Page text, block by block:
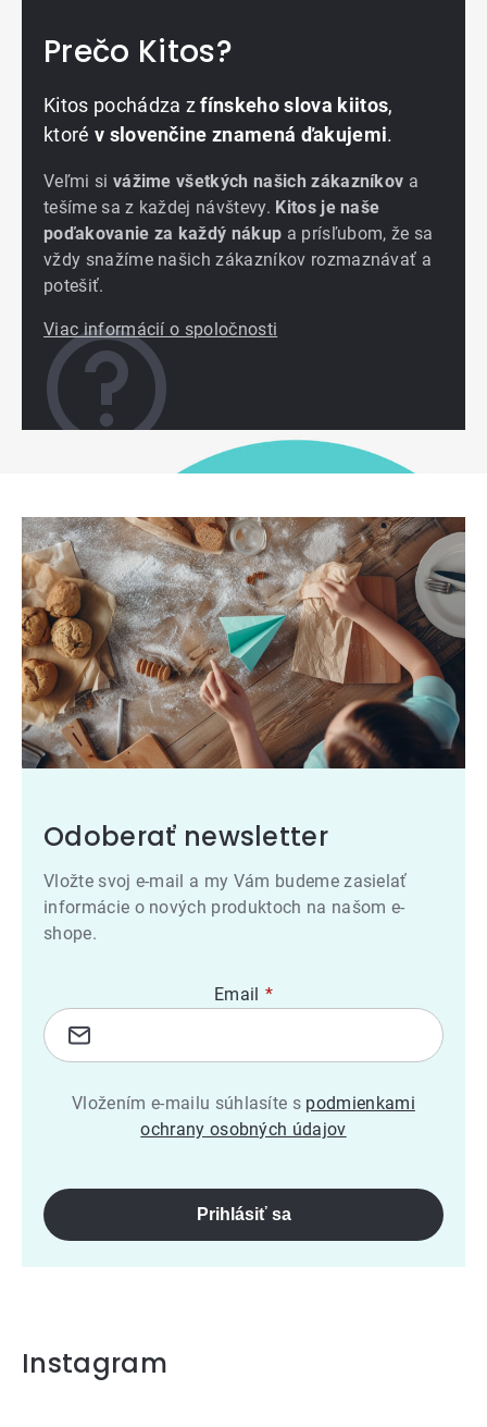
Prečo Kitos?
Kitos pochádza zfínskeho slova kiitos,
ktoré v slovenčine znamená ďakujemi.
Veľmi si vážime všetkých našich zákazníkov a
tešíme sa z každej návštevy. Kitos je naše
poďakovanie za každý nákup a prísľubom, že sa
vždy snažíme našich zákazníkov rozmaznávať a
potešiť.
Viac informácií o spoločnosti
Odoberať newsletter
Vložte svoj e-mail a my Vám budeme zasielať
informácie o nových produktoch na našom e-
shope.
Email
Vložením e-mailu súhlasíte s podmienkami
ochrany osobných údajov
Prihlásiť sa
Instagram